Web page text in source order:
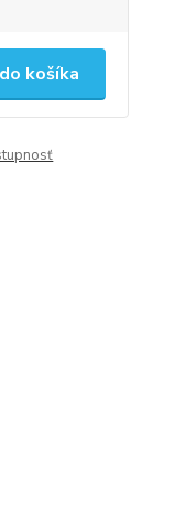
košíka